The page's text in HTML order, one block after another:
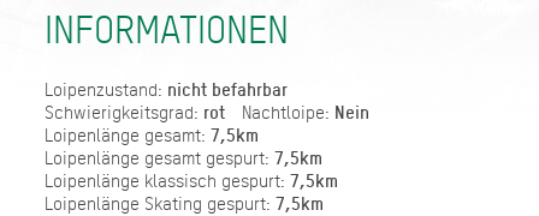
INFORMATIONEN
Loipenzustand: nicht befahrbar
Schwierigkeitsgrad: rot Nachtloipe: Nein
Loipenlänge gesamt: 7,5km
Loipenlänge gesamt gespurt: 7,5km
Loipenlänge klassisch gespurt: 7,5km
Loipenlänge Skating gespurt: 7,5km